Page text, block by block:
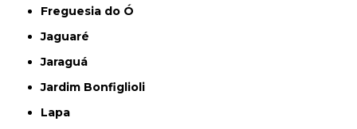
Freguesia do Ó
Jaguaré
Jaraguá
Jardim Bonfiglioli
Lapa